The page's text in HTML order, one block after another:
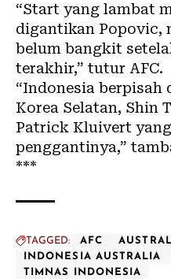
“Start yang lambat
digantikan Popovic,
belum bangkit
terakhir,” tutur AFC.
“Indonesia berpisah
Korea Selatan, Shin
Patrick Kluivert
penggantinya,”
***
TAGGED: AFC
INDONESIA AUSTRALIA
TIMNAS INDONESIA